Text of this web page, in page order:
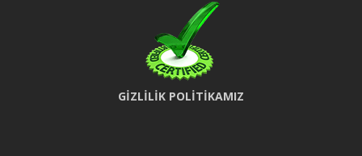
GİZLİLİK POLİTİKAMIZ